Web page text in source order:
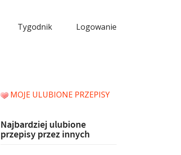
Tygodnik Logowanie
MOJE ULUBIONE PRZEPISY
Najbardziej ulubione
przepisy przez innych